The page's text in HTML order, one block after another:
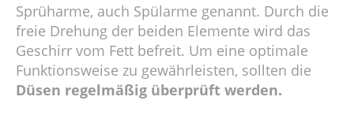
Sprüharme, auch Spülarme genannt. Durch die
freie Drehung der beiden Elemente wird das
Geschirr vom Fett befreit. Um eine optimale
Funktionsweise zu gewährleisten, sollten die
Düsen regelmäßig überprüft werden.